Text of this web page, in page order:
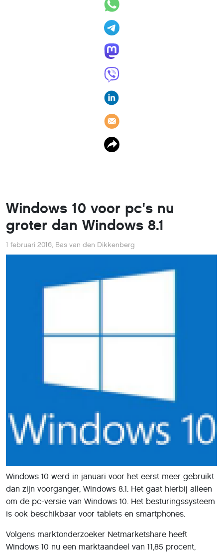
Windows 10 voor pc's nu
groter dan Windows 8.1
1 februari 2016, Bas van den Dikkenberg
Windows 10 werd in januari voor het eerst meer gebruikt
dan zijn voorganger, Windows 8.1. Het gaat hierbij alleen
om de pc-versie van Windows 10. Het besturingssysteem
is ook beschikbaar voor tablets en smartphones.
Volgens marktonderzoeker Netmarketshare heeft
Windows 10 nu een marktaandeel van 11,85 procent,